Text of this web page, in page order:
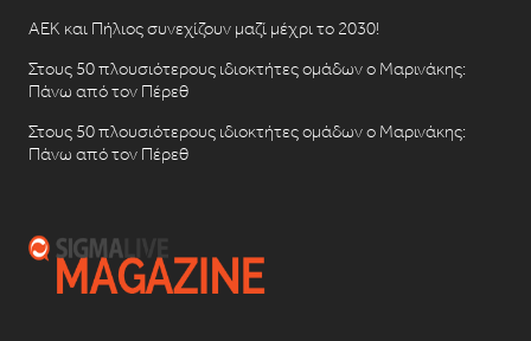
ΑΕΚ και Πήλιος συνεχίζουν μαζί μέχρι το 2030!
Στους 50 πλουσιότερους ιδιοκτήτες ομάδων ο Μαρινάκης:
Πάνω από τον Πέρεθ
Στους 50 πλουσιότερους ιδιοκτήτες ομάδων ο Μαρινάκης:
Πάνω από τον Πέρεθ